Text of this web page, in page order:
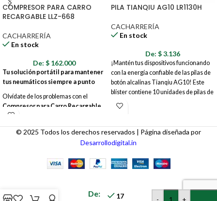
COMPRESOR PARA CARRO
RECARGABLE LLZ-668
CACHARRERÍA
En stock
De: $ 162.000
Tu solución portátil para mantener
tus neumáticos siempre a punto
Olvídate de los problemas con el
Compresor para Carro Recargable
LLZ-668
compresor es tu aliado perfecto en la
carretera, en casa o donde lo
PILA TIANQIU AG10 LR1130H
CACHARRERÍA
En stock
De: $3.136
¡Mantén tus dispositivos funcionando
con la energía confiable de las pilas de
botón alcalinas Tianqiu AG10! Este
blíster contiene 10 unidades de pilas de
1.5V, perfectas para una amplia gama
juguetes y controles remotos.
© 2025 Todos los derechos reservados | Página diseñada por
Desarrollodigital.in
BEBE
De:
17
- +